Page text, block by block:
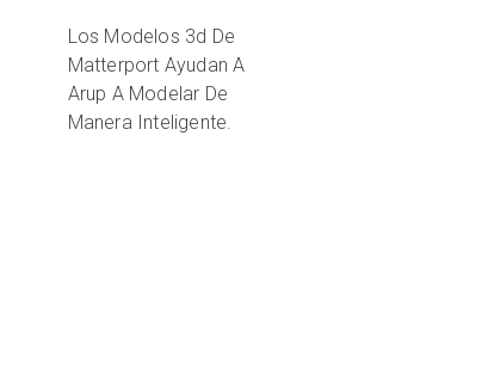
Los Modelos 3d De
Matterport Ayudan A
Arup A Modelar De
Manera Inteligente.